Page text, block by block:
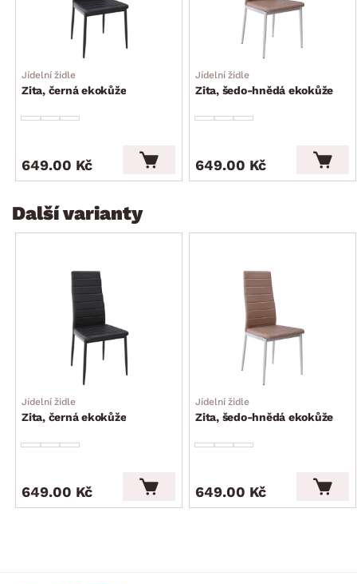
Jídelní židle
Zita, černá ekokůže
649.00 Kč
Jídelní židle
Zita, šedo-hnědá ekokůže
649.00 Kč
Další varianty
Jídelní židle
Zita, černá ekokůže
649.00 Kč
Jídelní židle
Zita, šedo-hnědá ekokůže
649.00 Kč